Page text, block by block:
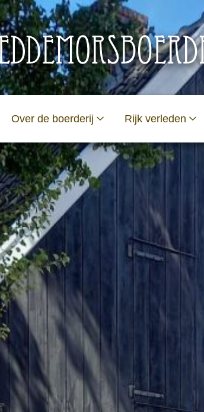
Over de boerderij Rijk verleden
Verhalen van